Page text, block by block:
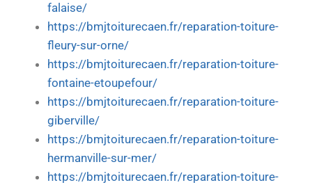
falaise/
https://bmjtoiturecaen.fr/reparation-toiture-
fleury-sur-orne/
https://bmjtoiturecaen.fr/reparation-toiture-
fontaine-etoupefour/
https://bmjtoiturecaen.fr/reparation-toiture-
giberville/
https://bmjtoiturecaen.fr/reparation-toiture-
hermanville-sur-mer/
https://bmjtoiturecaen.fr/reparation-toiture-